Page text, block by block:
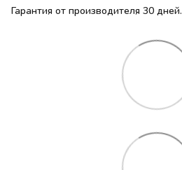
Гарантия от производителя 30 дней.